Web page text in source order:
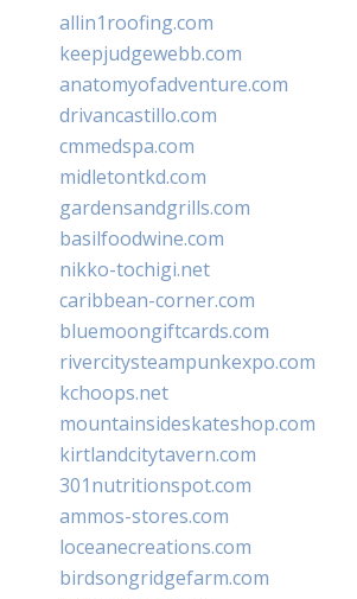
allin1roofing.com
keepjudgewebb.com
anatomyofadventure.com
drivancastillo.com
cmmedspa.com
midletontkd.com
gardensandgrills.com
basilfoodwine.com
nikko-tochigi.net
caribbean-corner.com
bluemoongiftcards.com
rivercitysteampunkexpo.com
kchoops.net
mountainsideskateshop.com
kirtlandcitytavern.com
301nutritionspot.com
ammos-stores.com
loceanecreations.com
birdsongridgefarm.com